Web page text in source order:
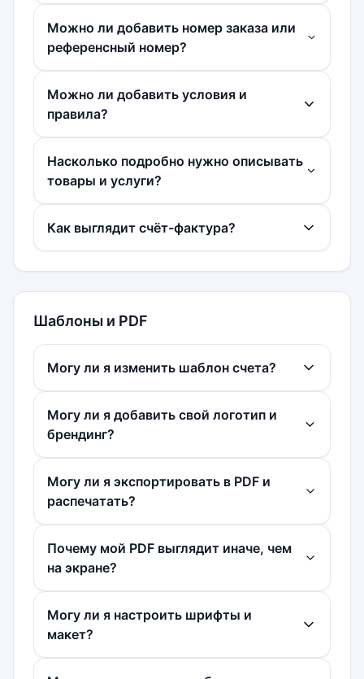
Можно ли добавить номер заказа или
референсный номер?
Можно ли добавить условия и
правила?
Насколько подробно нужно описывать
товары и услуги?
Как выглядит счёт-фактура?
Шаблоны и PDF
Могу ли я изменить шаблон счета?
Могу ли я добавить свой логотип и
брендинг?
Могу ли я экспортировать в PDF и
распечатать?
Почему мой PDF выглядит иначе, чем
на экране?
Могу ли я настроить шрифты и
макет?